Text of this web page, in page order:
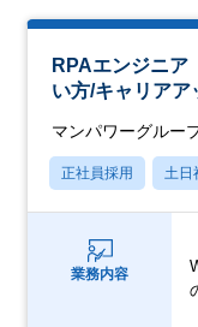
RPAエンジニ
い方/キャリアア
マンパワーグルー
正社員採用 土日
業務内容